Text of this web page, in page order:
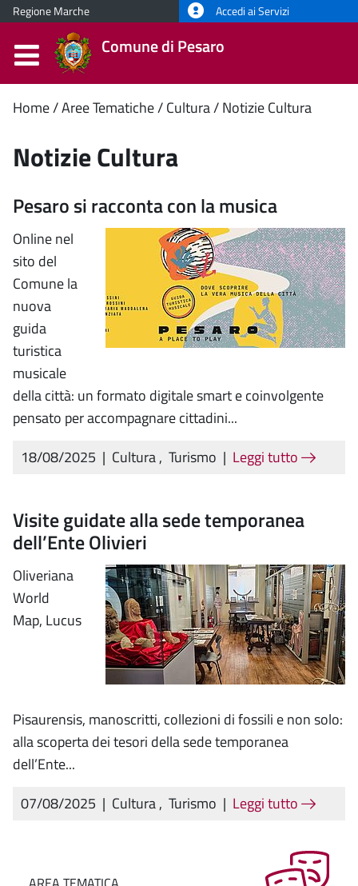
Regione Marche Accedi ai Servizi
Comune di Pesaro
Contenuto
principale
Home Aree Tematiche Cultura Notizie Cultura
Notizie Cultura
Pesaro si racconta con la musica
Online nel
sito del
Comune la
nuova
guida
turistica
musicale
della città: un formato digitale smart e coinvolgente
pensato per accompagnare cittadini...
18/08/2025 | Cultura, Turismo | Leggi tutto
Visite guidate alla sede temporanea
dell’Ente Olivieri
Oliveriana
World
Map, Lucus
Pisaurensis, manoscritti, collezioni di fossili e non solo:
alla scoperta dei tesori della sede temporanea
dell’Ente...
07/08/2025 | Cultura, Turismo | Leggi tutto